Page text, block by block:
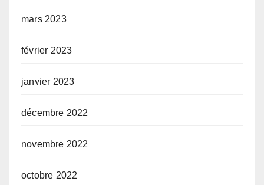
mars 2023
février 2023
janvier 2023
décembre 2022
novembre 2022
octobre 2022